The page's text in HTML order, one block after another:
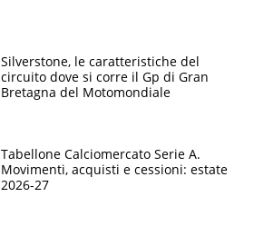
Silverstone, le caratteristiche del
circuito dove si corre il Gp di Gran
Bretagna del Motomondiale
Tabellone Calciomercato Serie A.
Movimenti, acquisti e cessioni: estate
2026-27